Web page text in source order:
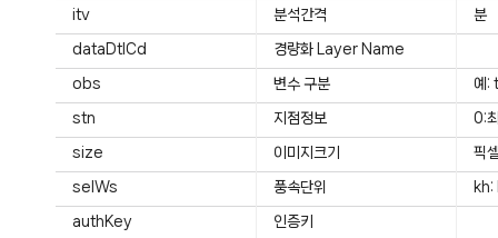
itv 분석간격 분
dataDtlCd 경량화 Layer Name
obs 변수 구분 예:
stn 지점정보 0:
size 이미지크기 픽
selWs 풍속단위
authKey 인증키